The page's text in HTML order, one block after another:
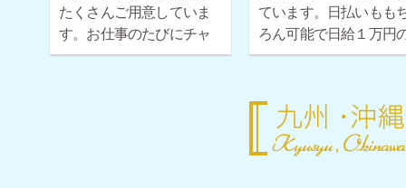
たくさんご用意していま
す。お仕事のたびにチャ
ットルームを変えて、楽
ています。日払いもも
ろん可能で日給１万円
保証もついています。
お問い合わせください♪